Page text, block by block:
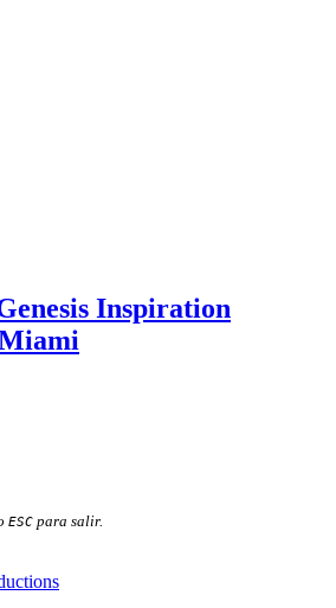
Inspiration
ESC para salir.